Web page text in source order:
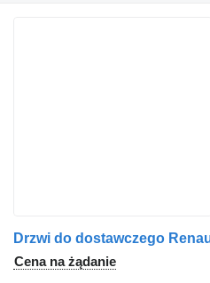
Drzwi do dostawczego
Cena na żądanie